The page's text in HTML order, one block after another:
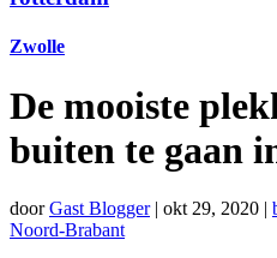
Zwolle
De mooiste
buiten te gaan
doorGast Blogger| okt 29, 2020 |
Noord-Brabant